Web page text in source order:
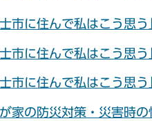
に住んで私はこう思う
に住んで私はこう思う
に住んで私はこう思う
の防災対策・災害時の